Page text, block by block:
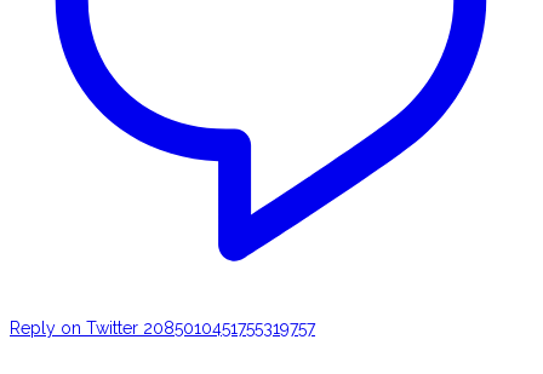
Reply on Twitter 2085010451755319757